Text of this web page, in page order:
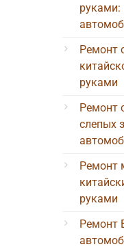
руками:
Ремонт
руками
Ремонт
слепых
Ремонт
руками
Ремонт